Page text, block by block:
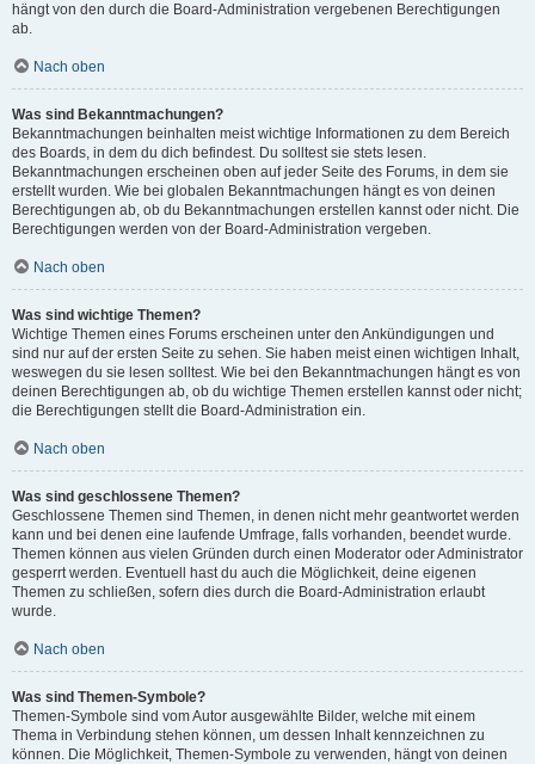
hängt von den durch die Board-Administration vergebenen Berechtigungen
ab.
Nach oben
Was sind Bekanntmachungen?
Bekanntmachungen beinhalten meist wichtige Informationen zu dem Bereich
des Boards, in dem du dich befindest. Du solltest sie stets lesen.
Bekanntmachungen erscheinen oben auf jeder Seite des Forums, in dem sie
erstellt wurden. Wie bei globalen Bekanntmachungen hängt es von deinen
Berechtigungen ab, ob du Bekanntmachungen erstellen kannst oder nicht. Die
Berechtigungen werden von der Board-Administration vergeben.
Nach oben
Was sind wichtige Themen?
Wichtige Themen eines Forums erscheinen unter den Ankündigungen und
sind nur auf der ersten Seite zu sehen. Sie haben meist einen wichtigen Inhalt,
weswegen du sie lesen solltest. Wie bei den Bekanntmachungen hängt es von
deinen Berechtigungen ab, ob du wichtige Themen erstellen kannst oder nicht;
die Berechtigungen stellt die Board-Administration ein.
Nach oben
Was sind geschlossene Themen?
Geschlossene Themen sind Themen, in denen nicht mehr geantwortet werden
kann und bei denen eine laufende Umfrage, falls vorhanden, beendet wurde.
Themen können aus vielen Gründen durch einen Moderator oder Administrator
gesperrt werden. Eventuell hast du auch die Möglichkeit, deine eigenen
Themen zu schließen, sofern dies durch die Board-Administration erlaubt
wurde.
Nach oben
Was sind Themen-Symbole?
Themen-Symbole sind vom Autor ausgewählte Bilder, welche mit einem
Thema in Verbindung stehen können, um dessen Inhalt kennzeichnen zu
können. Die Möglichkeit, Themen-Symbole zu verwenden, hängt von deinen